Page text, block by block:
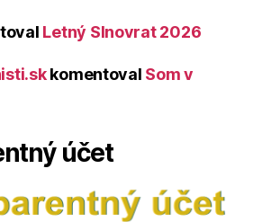
Letný Slnovrat 2026
komentoval Som v
účet